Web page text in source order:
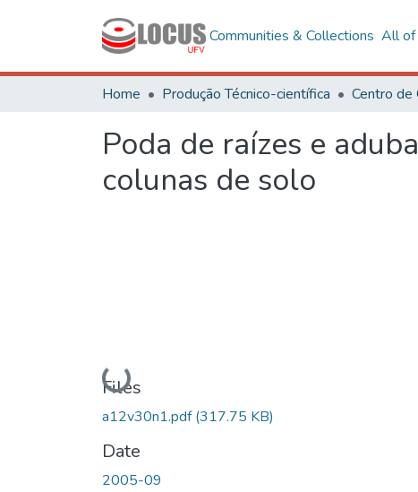
Communities & Collections All of
Home Produção Técnico-científica Centro de
Poda de raízes e
colunas de solo
Loading...
Files
a12v30n1.pdf(317.75 KB)
Date
2005-09